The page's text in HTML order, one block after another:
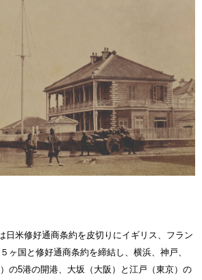
日米修好通商条約を皮切りにイギリス、フラン
ヶ国と修好通商条約を締結し、横浜、神戸、
の5港の開港、大坂（大阪）と江戸（東京）の